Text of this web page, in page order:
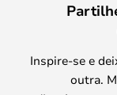
Inspire-se e
outra.